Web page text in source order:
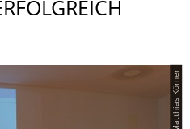
© Matthias Körner